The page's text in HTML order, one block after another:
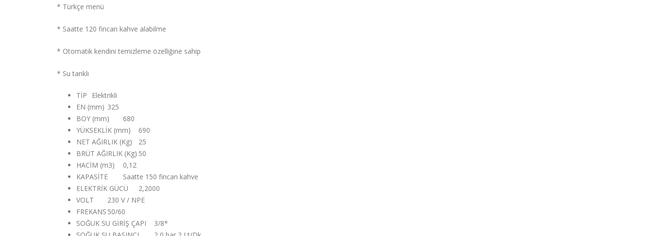
* Türkçe menü
* Saatte 120 fincan kahve alabilme
* Otomatik kendini temizleme özelliğine sahip
* Su tanklı
TİP
Elektrikli
EN (mm) 325
BOY (mm)
680
YÜKSEKLİK (mm)
690
NET AĞIRLIK (Kg)
25
BRÜT AĞIRLIK (Kg) 50
HACİM (m3)
0,12
KAPASİTE
Saatte 150 fincan kahve
ELEKTRİK GÜCÜ
2,2000
VOLT
230 V / NPE
FREKANS 50/60
SOĞUK SU GİRİŞ ÇAPI
3/8*